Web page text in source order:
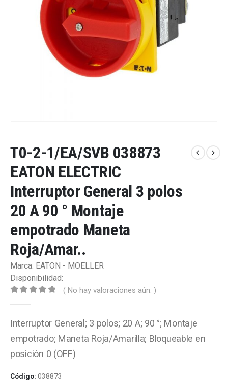
T0-2-1/EA/SVB 038873
EATON ELECTRIC
Interruptor General 3 polos
20 A 90 ° Montaje
empotrado Maneta
Roja/Amar..
Marca: EATON - MOELLER
Disponibilidad:
( No hay valoraciones aún. )
Interruptor General; 3 polos; 20 A; 90 °; Montaje
empotrado; Maneta Roja/Amarilla; Bloqueable en
posición 0 (OFF)
Código: 038873